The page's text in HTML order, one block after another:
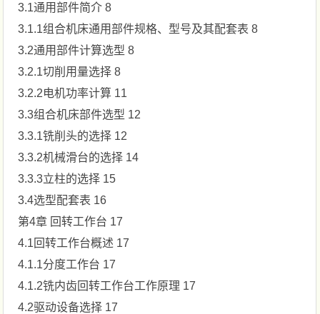
3.1通用部件简介 8
3.1.1组合机床通用部件规格、型号及其配套表 8
3.2通用部件计算选型 8
3.2.1切削用量选择 8
3.2.2电机功率计算 11
3.3组合机床部件选型 12
3.3.1铣削头的选择 12
3.3.2机械滑台的选择 14
3.3.3立柱的选择 15
3.4选型配套表 16
第4章 回转工作台 17
4.1回转工作台概述 17
4.1.1分度工作台 17
4.1.2铣内齿回转工作台工作原理 17
4.2驱动设备选择 17